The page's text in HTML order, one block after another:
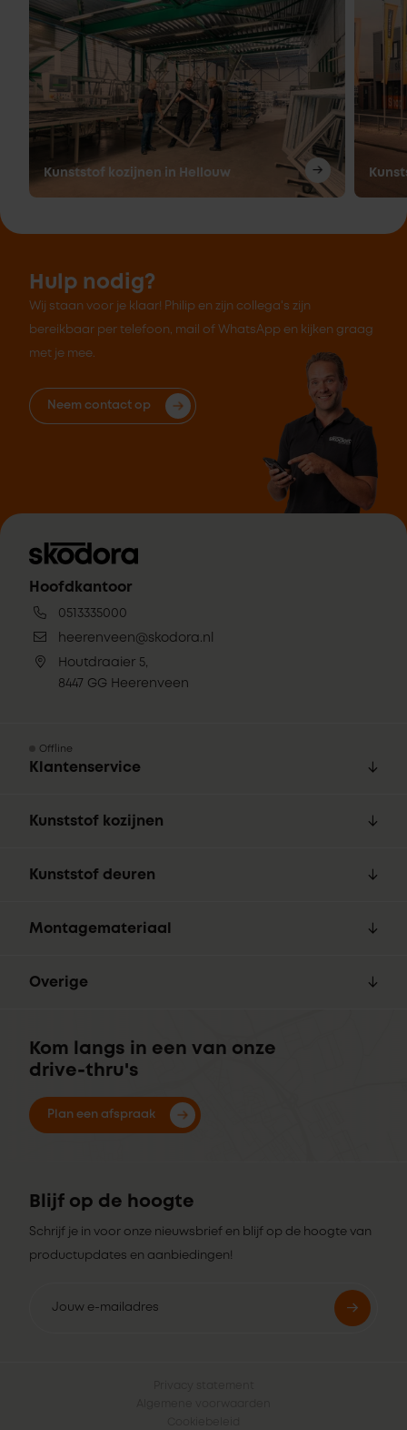
Kunststof kozijnen in Hellouw
Hulp nodig?
Wij staan voor je klaar! Philip en zijn collega's zijn
bereikbaar per telefoon, mail of WhatsApp en kijken graag
met je mee.
Neem contact op
Hoofdkantoor
0513335000
heerenveen@skodora.nl
Houtdraaier 5,
8447 GG Heerenveen
Offline
Klantenservice
Kunststof kozijnen
Kunststof deuren
Montagemateriaal
Overige
Kom langs in een van onze
drive-thru's
Plan een afspraak
Blijf op de hoogte
Schrijf je in voor onze nieuwsbrief en blijf op de hoogte van
productupdates en aanbiedingen!